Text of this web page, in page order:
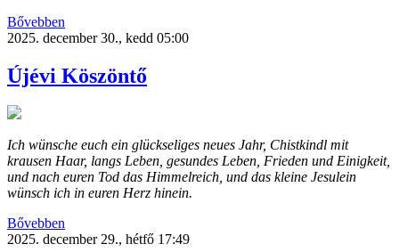
Bővebben
2025. december 30., kedd 05:00
Újévi Köszöntő
Ich wünsche euch ein glückseliges neues Jahr, Chistkindl mit
krausen Haar, langs Leben, gesundes Leben, Frieden und Einigkeit,
und nach euren Tod das Himmelreich, und das kleine Jesulein
wünsch ich in euren Herz hinein.
Bővebben
2025. december 29., hétfő 17:49